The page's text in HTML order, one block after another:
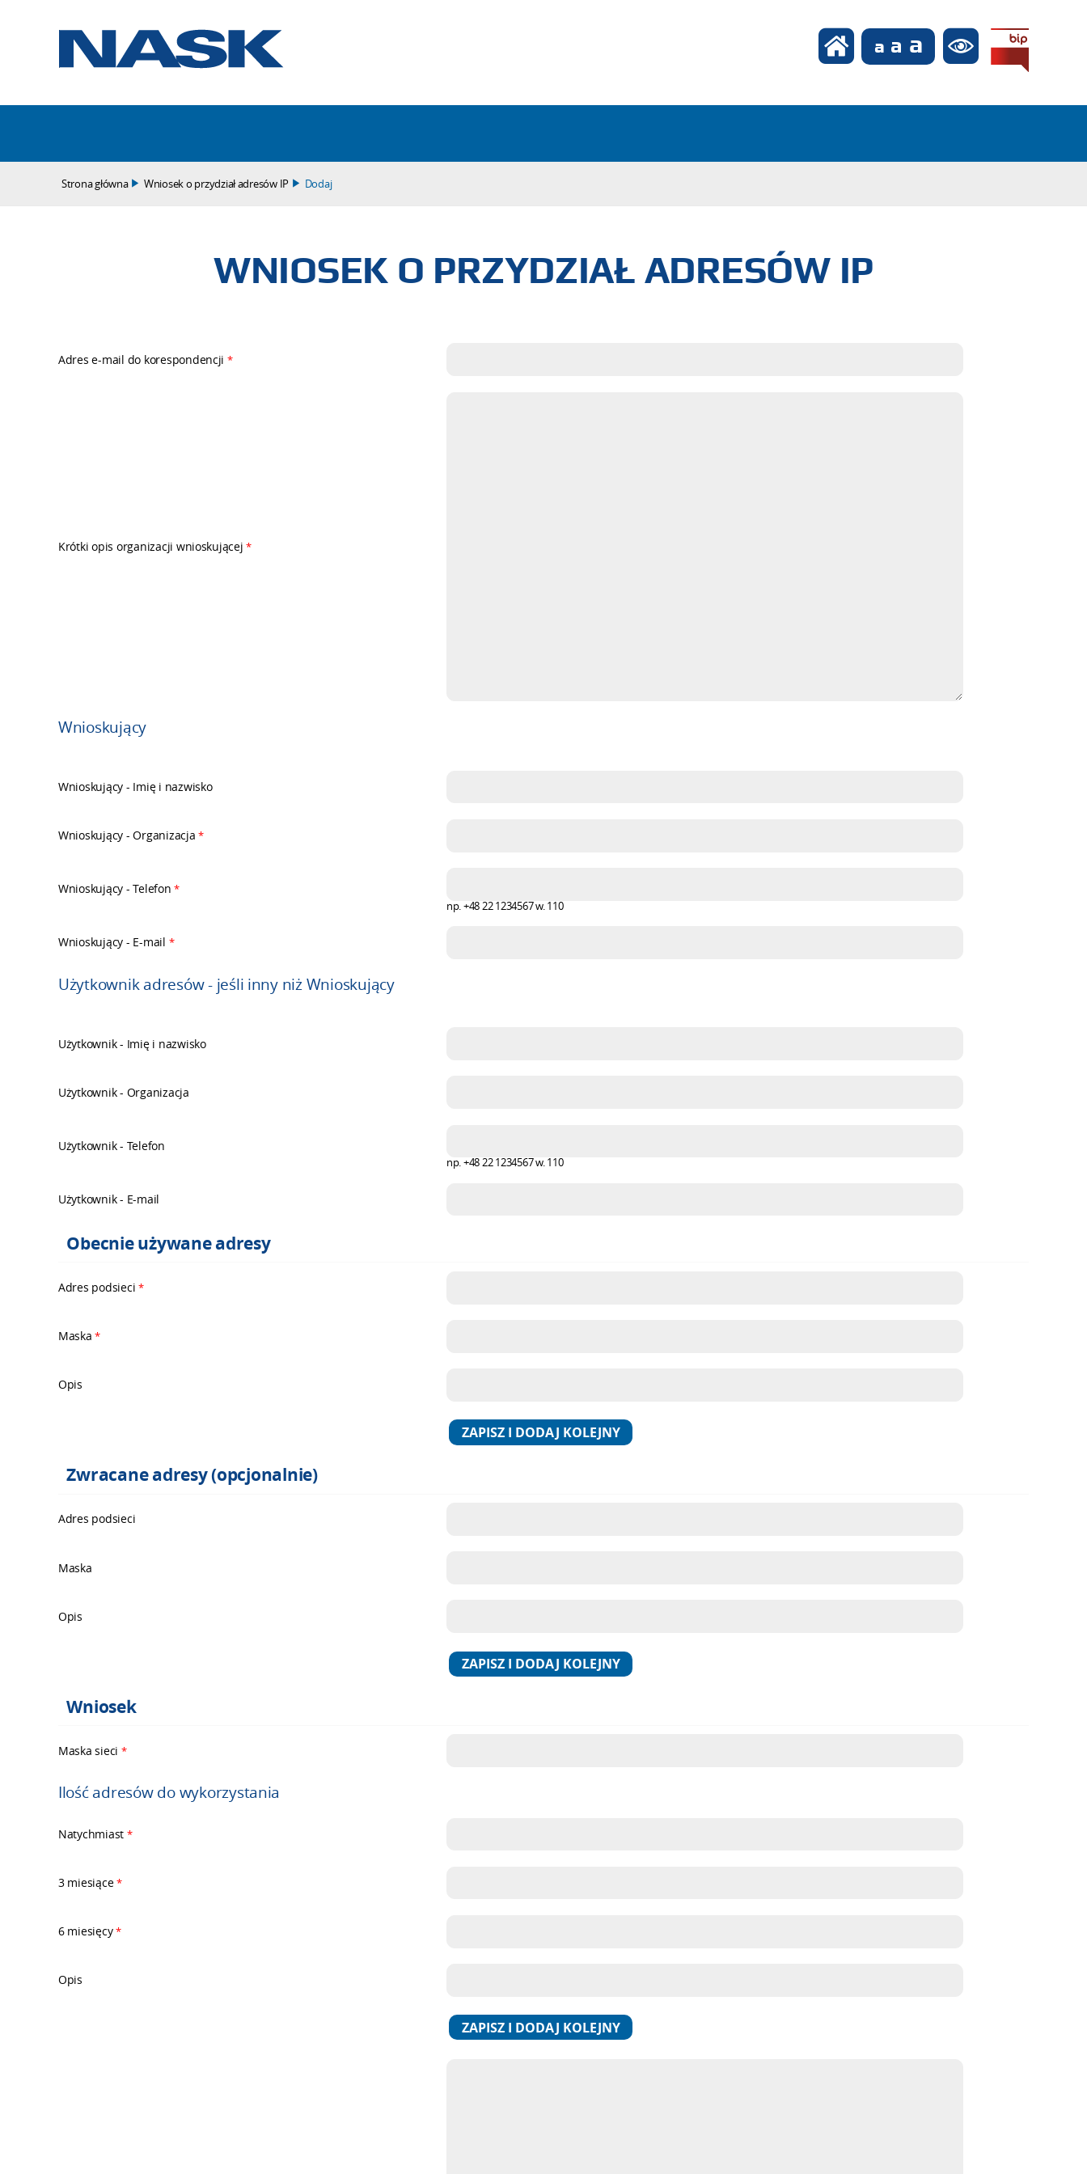
Strona główna Wniosek o przydział adresów IP Dodaj
WNIOSEK O PRZYDZIAŁ ADRESÓW IP
Adres e-mail do korespondencji *
Krótki opis organizacji wnioskującej*
Wnioskujący
Wnioskujący - Imię i nazwisko
Wnioskujący - Organizacja*
Wnioskujący - Telefon*
np. +48 22 1234567 w. 110
Wnioskujący - E-mail *
Użytkownik adresów - jeśli inny niż Wnioskujący
Użytkownik - Imię i nazwisko
Użytkownik - Organizacja
Użytkownik - Telefon
np. +48 22 1234567 w. 110
Użytkownik - E-mail
Obecnie używane adresy
Adres podsieci*
Maska*
Opis
Zwracane adresy (opcjonalnie)
Adres podsieci
Maska
Opis
Wniosek
Maska sieci *
Ilość adresów do wykorzystania
Natychmiast *
3 miesiące*
6 miesięcy*
Opis